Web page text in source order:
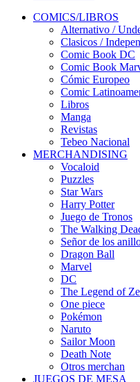
COMICS/LIBROS
Alternativo /
Clasicos /
Comic Book DC
Comic Book
Cómic Europeo
Comic
Libros
Manga
Revistas
Tebeo Nacional
MERCHANDISING
Vocaloid
Puzzles
Star Wars
Harry Potter
Juego de Tronos
The Walking
Señor de los
Dragon Ball
Marvel
DC
The Legend of
One piece
Pokémon
Naruto
Sailor Moon
Death Note
Otros merchan
JUEGOS DE MESA